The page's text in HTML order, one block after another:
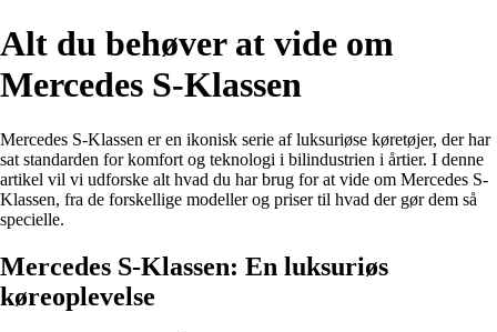
Alt du behøver at vide om
Mercedes S-Klassen
Mercedes S-Klassen er en ikonisk serie af luksuriøse køretøjer, der har
sat standarden for komfort og teknologi i bilindustrien i årtier. I denne
artikel vil vi udforske alt hvad du har brug for at vide om Mercedes S-
Klassen, fra de forskellige modeller og priser til hvad der gør dem så
specielle.
Mercedes S-Klassen: En luksuriøs
køreoplevelse